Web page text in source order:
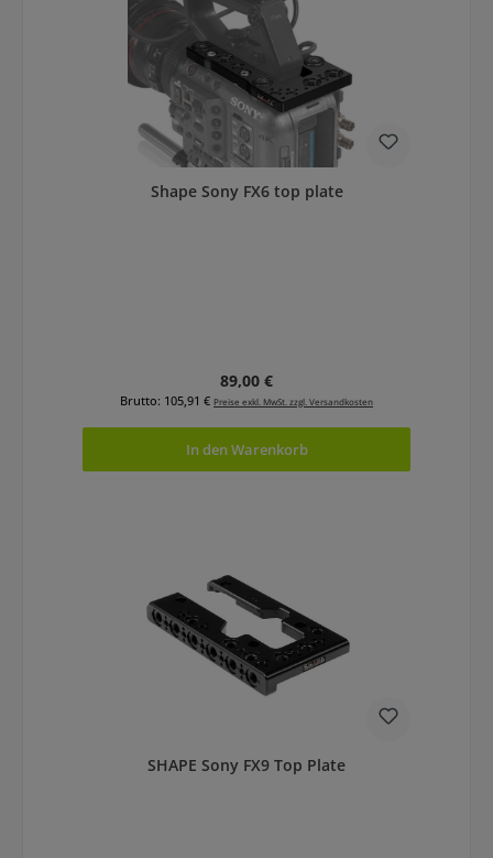
Shape Sony FX6 top plate
Regulärer Preis:
89,00 €
Brutto: 105,91 € Preise exkl. MwSt. zzgl. Versandkosten
In den Warenkorb
SHAPE Sony FX9 Top Plate